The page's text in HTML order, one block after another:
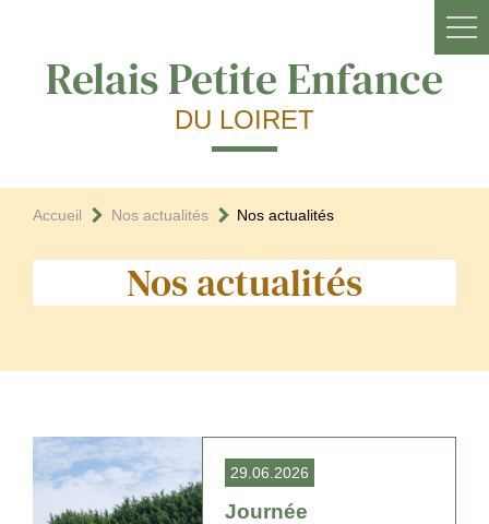
Relais Petite Enfance
DU LOIRET
Accueil Nos actualités Nos actualités
Nos actualités
29.06.2026
Journée